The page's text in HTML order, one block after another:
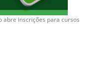
abre inscrições para cursos